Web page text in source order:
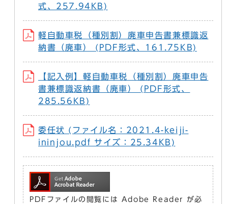
式、257.94KB)
軽自動車税（種別割）廃車申告書兼標識返
納書（廃車） (PDF形式、161.75KB)
【記入例】軽自動車税（種別割）廃車申告
書兼標識返納書（廃車） (PDF形式、
285.56KB)
委任状 (ファイル名：2021.4-keiji-
ininjou.pdf サイズ：25.34KB)
PDFファイルの閲覧には Adobe Reader が必